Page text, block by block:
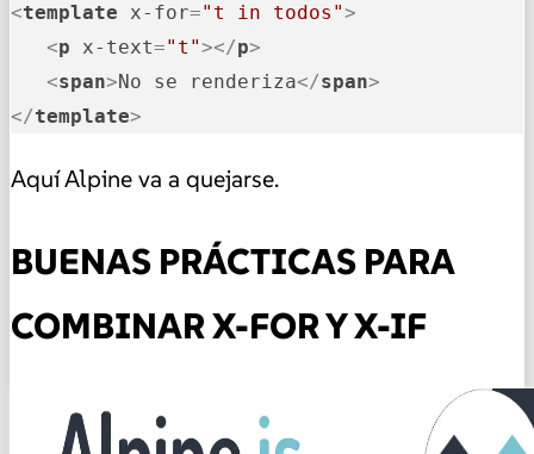
<template x-for="t in todos">
<p x-text="t"></p>
<span>No se renderiza</span>
</template>
Aquí Alpine va a quejarse.
BUENAS PRÁCTICAS PARA
COMBINAR X-FOR Y X-IF